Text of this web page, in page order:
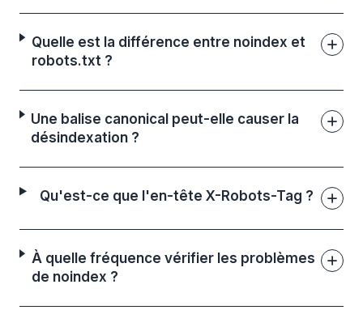
Quelle est la différence entre noindex et
robots.txt ?
Une balise canonical peut-elle causer la
désindexation ?
Qu'est-ce que l'en-tête X-Robots-Tag ?
À quelle fréquence vérifier les problèmes
de noindex ?